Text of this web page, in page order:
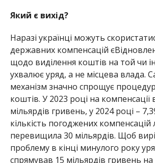
Який є вихід?
Наразі українці можуть
державних компенсацій
щодо виділення коштів на той чи
ухвалює уряд, а не місцева влада.
механізм значно спрощує
коштів. У 2023 році на компенсації
мільярдів гривень, у 2024 році –
кількість погоджених
перевищила 30 мільярдів. Щоб
проблему в кінці минулого року
спрямував 15 мільярдів гривень